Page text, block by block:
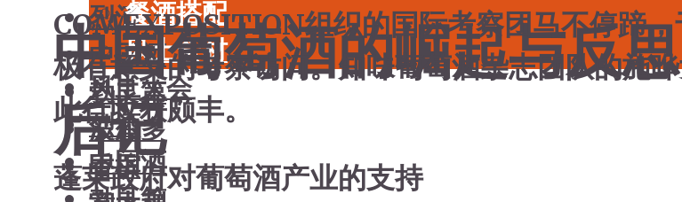
烈酒
中国酒
勃艮第
波尔多
香槟
餐酒搭配
风土食材
风土大会
烈酒
中国酒
中国葡萄酒的崛起与反
后记
COMEXPOSITION组织的国际考察团马不停蹄
极有意义的考察访问。知味葡萄酒杂志团队的施
此行收获颇丰。
蓬莱政府对葡萄酒产业的支持